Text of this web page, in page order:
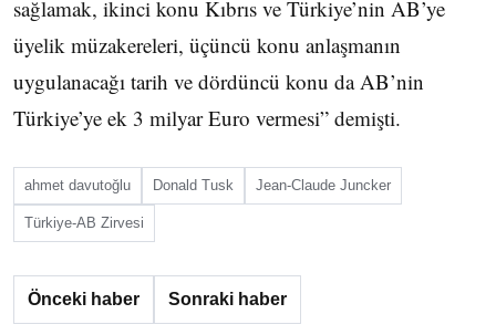
sağlamak, ikinci konu Kıbrıs ve Türkiye’nin AB’ye
üyelik müzakereleri, üçüncü konu anlaşmanın
uygulanacağı tarih ve dördüncü konu da AB’nin
Türkiye’ye ek 3 milyar Euro vermesi” demişti.
ahmet davutoğlu Donald Tusk Jean-Claude Juncker
Türkiye-AB Zirvesi
Önceki haber Sonraki haber